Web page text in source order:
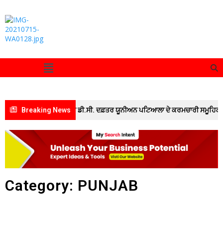
Breaking News
ਵਿੱਚ ਸ਼ਾਮਲ ਹੋਣ ਲਈ ਡੀ.ਸੀ. ਦਫ਼ਤਰ ਯੂਨੀਅਨ ਪਟਿਆਲਾ ਦੇ ਕਰਮਚਾਰੀ ਸਮੂਹਿਕ
Category: PUNJAB